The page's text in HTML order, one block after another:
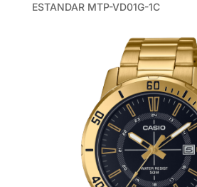
ESTANDAR MTP-VD01G-1C